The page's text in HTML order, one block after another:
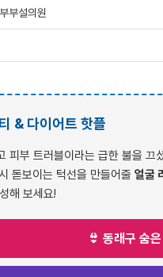
부설의원
& 다이어트 핫플
부 트러블이라는 급한 불을
돋보이는 턱선을 만들어줄 얼굴
해 보세요!
👙 동래구 숨